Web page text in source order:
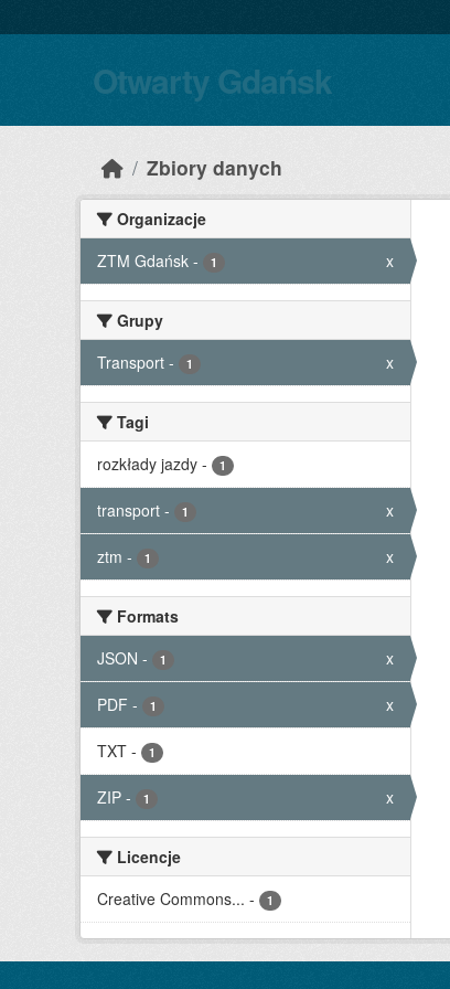
Otwarty Gdańsk
Zbiory danych
Organizacje
ZTM Gdańsk - 1 x
Grupy
Transport - 1 x
Tagi
rozkłady jazdy - 1
transport - 1 x
ztm - 1 x
Formats
JSON - 1 x
PDF - 1 x
TXT - 1
ZIP - 1 x
Licencje
Creative Commons... - 1